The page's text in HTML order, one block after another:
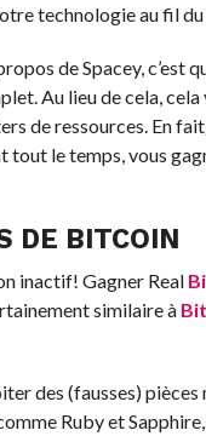
technologie au fil
de Spacey, c’est
Au lieu de cela,
de ressources. En
tout le temps, vous
DE BITCOIN
inactif! Gagner Real
similaire à
des (fausses)
Ruby et